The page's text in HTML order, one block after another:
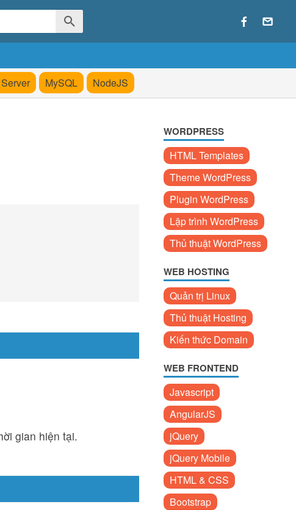
MySQL NodeJS
gian hiện tại.
WORDPRESS
HTML Templates
Theme WordPress
Plugin WordPress
Lập trình WordPress
Thủ thuật WordPress
WEB HOSTING
Quản trị Linux
Thủ thuật Hosting
Kiến thức Domain
WEB FRONTEND
Javascript
AngularJS
jQuery
jQuery Mobile
HTML & CSS
Bootstrap